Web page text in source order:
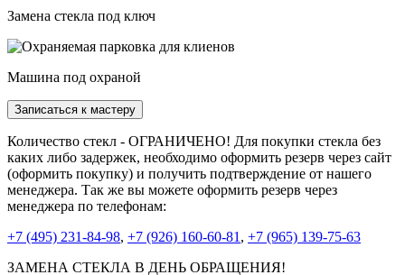
Замена стекла под ключ
Машина под охраной
Записаться к мастеру
Количество стекл - ОГРАНИЧЕНО! Для покупки стекла без
каких либо задержек, необходимо оформить резерв через сайт
(оформить покупку) и получить подтверждение от нашего
менеджера. Так же вы можете оформить резерв через
менеджера по телефонам:
+7 (495) 231-84-98, +7 (926) 160-60-81 , +7 (965) 139-75-63
ЗАМЕНА СТЕКЛА В ДЕНЬ ОБРАЩЕНИЯ!